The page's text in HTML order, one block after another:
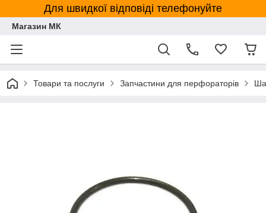
Для швидкої відповіді телефонуйте
Магазин МК
Товари та послуги Запчастини для перфораторів